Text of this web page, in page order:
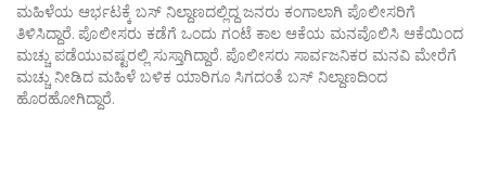
ಮಹಿಳೆಯ ಆರ್ಭಟಕ್ಕೆ ಬಸ್​ ನಿಲ್ದಾಣದಲ್ಲಿದ್ದ ಜನರು ಕಂಗಾಲಾಗಿ ಪೊಲೀಸರಿಗೆ
ತಿಳಿಸಿದ್ದಾರೆ. ಪೊಲೀಸರು ಕಡೆಗೆ ಒಂದು ಗಂಟೆ ಕಾಲ ಆಕೆಯ ಮನವೊಲಿಸಿ ಆಕೆಯಿಂದ
ಮಚ್ಚು ಪಡೆಯುವಷ್ಟರಲ್ಲಿ ಸುಸ್ತಾಗಿದ್ದಾರೆ. ಪೊಲೀಸರು ಸಾರ್ವಜನಿಕರ ಮನವಿ ಮೇರೆಗೆ
ಮಚ್ಚು ನೀಡಿದ ಮಹಿಳೆ ಬಳಿಕ ಯಾರಿಗೂ ಸಿಗದಂತೆ ಬಸ್​ ನಿಲ್ದಾಣದಿಂದ
ಹೊರಹೋಗಿದ್ದಾರೆ.